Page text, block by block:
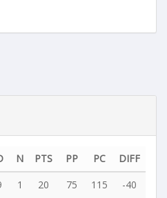
N PTS PP PC
DIFF
1 20 75 115 -40